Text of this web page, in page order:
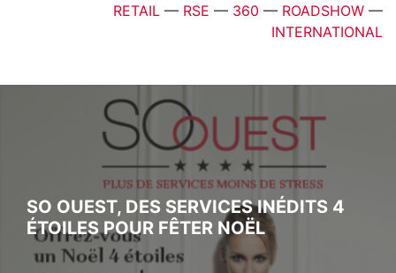
RETAIL — RSE — 360 — ROADSHOW —
INTERNATIONAL
SO OUEST, DES SERVICES INÉDITS 4
ÉTOILES POUR FÊTER NOËL